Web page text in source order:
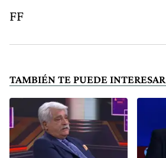
FF
TAMBIÉN TE PUEDE INTERESAR